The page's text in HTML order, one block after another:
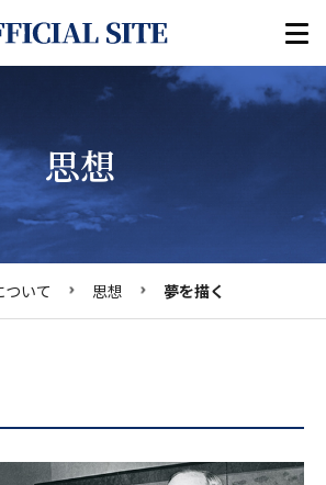
思想
ついて 思想 夢を描く